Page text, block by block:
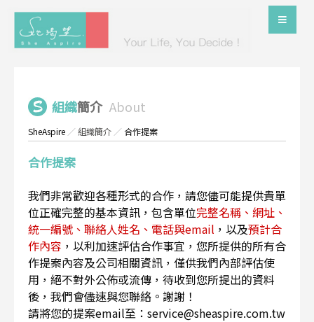
組織簡介 About
SheAspire ／組織簡介 ／ 合作提案
合作提案
我們非常歡迎各種形式的合作，請您儘可能提供貴單
位正確完整的基本資訊，包含單位完整名稱、網址、
統一編號、聯絡人姓名、電話與email ，以及預計合
作內容 ，以利加速評估合作事宜，您所提供的所有合
作提案內容及公司相關資訊，僅供我們內部評估使
用，絕不對外公佈或流傳，待收到您所提出的資料
後，我們會儘速與您聯絡。謝謝！
請將您的提案email至：service@sheaspire.com.tw